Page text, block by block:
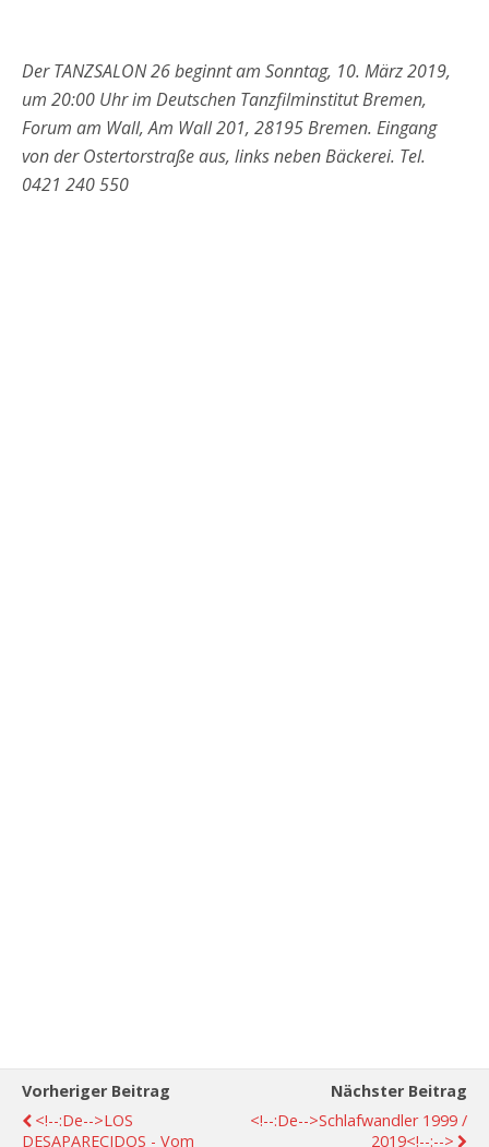
Der TANZSALON 26 beginnt am Sonntag, 10. März 2019,
um 20:00 Uhr im Deutschen Tanzfilminstitut Bremen,
Forum am Wall, Am Wall 201, 28195 Bremen. Eingang
von der Ostertorstraße aus, links neben Bäckerei. Tel.
0421 240 550
Vorheriger Beitrag
<!--:de-->LOS
DESAPARECIDOS - Vom
Nächster Beitrag
<!--:de-->Schlafwandler 1999 /
2019<!--:-->